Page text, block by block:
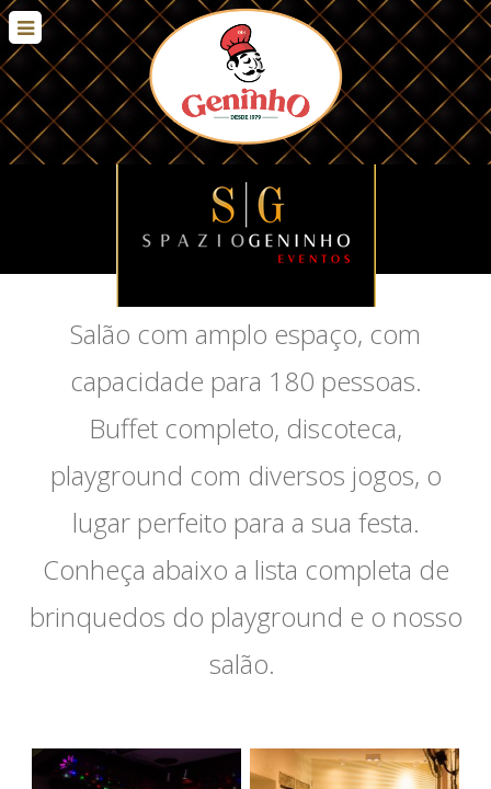
Salão com amplo espaço, com
capacidade para 180 pessoas.
Buffet completo, discoteca,
playground com diversos jogos, o
lugar perfeito para a sua festa.
Conheça abaixo a lista completa de
brinquedos do playground e o nosso
salão.